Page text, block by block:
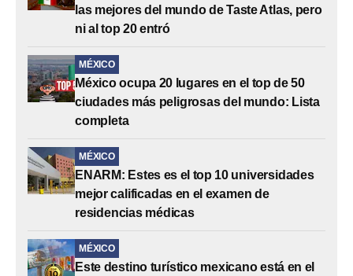
las mejores del mundo de Taste Atlas, pero
ni al top 20 entró
MÉXICO
México ocupa 20 lugares en el top de 50
ciudades más peligrosas del mundo: Lista
completa
MÉXICO
ENARM: Estes es el top 10 universidades
mejor calificadas en el examen de
residencias médicas
MÉXICO
Este destino turístico mexicano está en el